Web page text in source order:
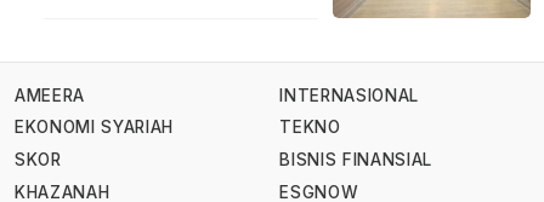
AMEERA
EKONOMI SYARIAH
SKOR
KHAZANAH
INTERNASIONAL
TEKNO
BISNIS FINANSIAL
ESGNOW